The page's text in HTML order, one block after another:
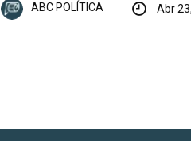
ABC POLÍTICA Abr